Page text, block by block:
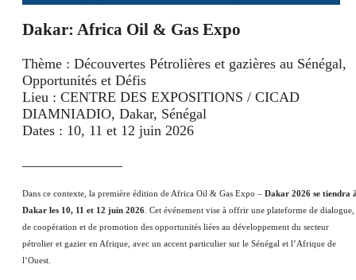
Dakar: Africa Oil & Gas Expo
Thème : Découvertes Pétrolières et gazières au Sénégal,
Opportunités et Défis
Lieu : CENTRE DES EXPOSITIONS / CICAD
DIAMNIADIO, Dakar, Sénégal
Dates : 10, 11 et 12 juin 2026
Dans ce contexte, la première édition de Africa Oil & Gas Expo – Dakar 2026 se tiendra
Dakar les 10, 11 et 12 juin 2026 . Cet événement vise à offrir une plateforme de dialogue,
de coopération et de promotion des opportunités liées au développement du secteur
pétrolier et gazier en Afrique, avec un accent particulier sur le Sénégal et l’Afrique de
l’Ouest.